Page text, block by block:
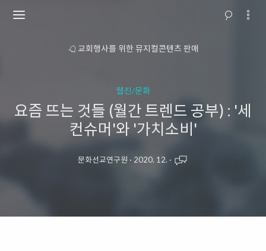
교회행사를 위한 뮤지컬콘텐츠 판매
웹진/문화
요즘 뜨는 것들 (월간 트렌드 공부) : '세
컨슈머'와 '가치소비'
문화선교연구원 · 2020. 12. ·